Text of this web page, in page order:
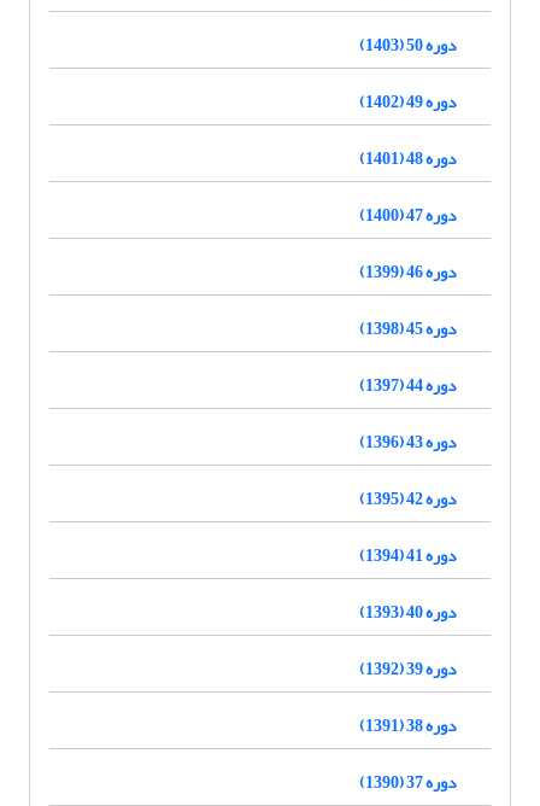
دوره 50 (1403)
دوره 49 (1402)
دوره 48 (1401)
دوره 47 (1400)
دوره 46 (1399)
دوره 45 (1398)
دوره 44 (1397)
دوره 43 (1396)
دوره 42 (1395)
دوره 41 (1394)
دوره 40 (1393)
دوره 39 (1392)
دوره 38 (1391)
دوره 37 (1390)